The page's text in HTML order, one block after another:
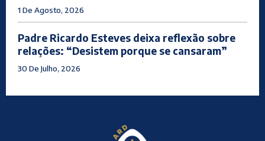
1 De Agosto, 2026
Padre Ricardo Esteves deixa reflexão sobre
relações: “Desistem porque se cansaram”
30 De Julho, 2026